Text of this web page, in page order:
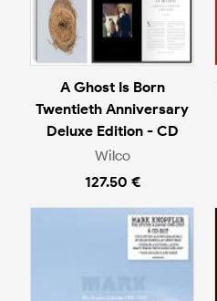
A Ghost Is Born
Twentieth Anniversary
Deluxe Edition - CD
Wilco
127.50 €